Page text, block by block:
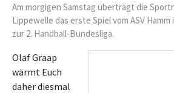
Am morgigen Samstag überträgt die
Lippewelle das erste Spiel vom ASV
zur 2. Handball-Bundesliga.
Olaf Graap
wärmt Euch
daher diesmal